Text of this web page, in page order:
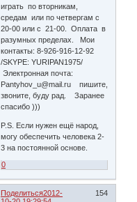
играть по вторникам,
средам или по четвергам с
20-00 или с 21-00. Оплата в
разумных пределах. Мои
контакты: 8-926-916-12-92
/SKYPE: YURIPAN1975/
Электронная почта:
Pantyhov_u@mail.ru пишите,
звоните, буду рад. Заранее
спасибо )))
P.S. Если нужен ещё народ,
могу обеспечить человека 2-
3 на постоянной основе.
0
Поделиться 154
2012-